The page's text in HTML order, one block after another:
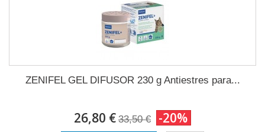
ZENIFEL GEL DIFUSOR 230 g Antiestres para...
26,80 € 33,50 € -20%